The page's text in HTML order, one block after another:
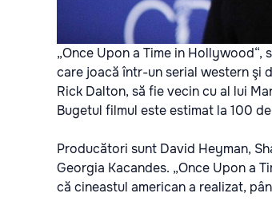
„Once Upon a Time in
care joacă într-un serial western şi
Rick Dalton, să fie vecin cu al lui
Bugetul filmul este estimat la 100
Producători sunt David Heyman,
Georgia Kacandes. „Once Upon a
că cineastul american a realizat,